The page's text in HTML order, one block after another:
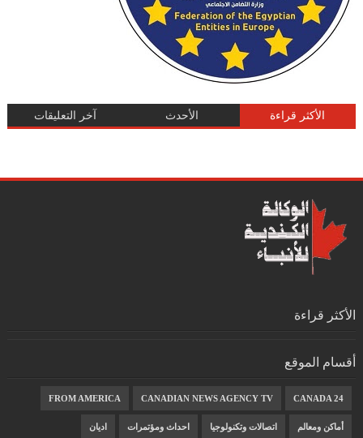
الأكثر قراءة الأحدث آخر التعليقات
الأكثر قراءة
أقسام الموقع
CANADA 24
CANADIAN NEWS AGENCY TV
FROM AMERICA
أماكن ومعالم اتصالات وتكنولوجيا احداث ومؤتمرات اديان